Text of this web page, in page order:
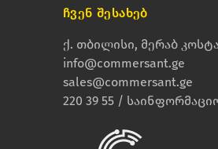
ჩვენ შესახებ
ქ. თბილისი, მერაბ
info@commersant.ge
sales@commersant.ge
220 39 55 /